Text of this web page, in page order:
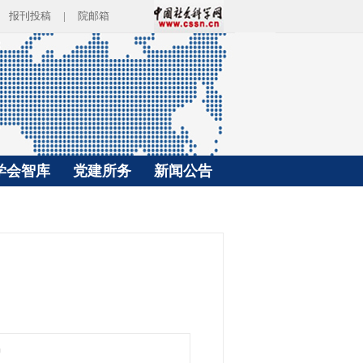
报刊投稿 | 院邮箱
会智库 党建所务 新闻公告